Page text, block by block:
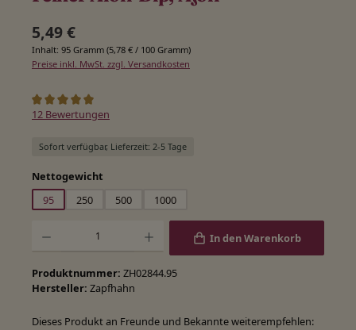
Regulärer Preis:
5,49 €
Inhalt: 95 Gramm (5,78 € / 100 Gramm)
Preise inkl. MwSt. zzgl. Versandkosten
Durchschnittliche Bewertung von 5 von 5 Sternen
12 Bewertungen
Sofort verfügbar, Lieferzeit: 2-5 Tage
Nettogewicht
95
250 500 1000
In den Warenkorb
Produktnummer: ZH02844.95
Hersteller: Zapfhahn
Dieses Produkt an Freunde und Bekannte weiterempfehlen: